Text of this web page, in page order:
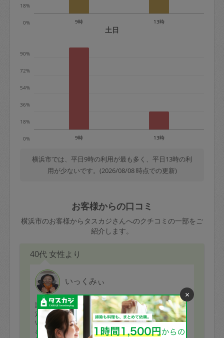
※キャンセル料金の設定について：
0%
18%
9時 13時
土日
0%
18%
36%
54%
72%
90%
9時 13時
横浜市では、平日9時の利用が最も多く、平日13時の利
用が少ないです。(2026/08/08 時点での更新)
お客様からの口コミ
横浜市のお客様からタスカジさんへのクチコミの一部をご
紹介します。
40代 女性より
いっくみぃ
評価：
定期依頼しています。
いつも美味しいお料理を提供していただきありがとうご
ざいます😊
×